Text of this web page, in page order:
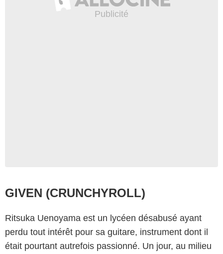
GIVEN (CRUNCHYROLL)
Ritsuka Uenoyama est un lycéen désabusé ayant
perdu tout intérêt pour sa guitare, instrument dont il
était pourtant autrefois passionné. Un jour, au milieu